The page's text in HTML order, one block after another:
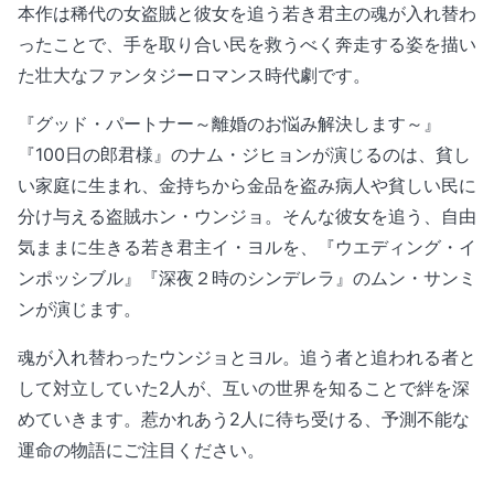
本作は稀代の女盗賊と彼女を追う若き君主の魂が入れ替わ
ったことで、手を取り合い民を救うべく奔走する姿を描い
た壮大なファンタジーロマンス時代劇です。
『グッド・パートナー～離婚のお悩み解決します～』
『100日の郎君様』のナム・ジヒョンが演じるのは、貧し
い家庭に生まれ、金持ちから金品を盗み病人や貧しい民に
分け与える盗賊ホン・ウンジョ。そんな彼女を追う、自由
気ままに生きる若き君主イ・ヨルを、『ウエディング・イ
ンポッシブル』『深夜２時のシンデレラ』のムン・サンミ
ンが演じます。
魂が入れ替わったウンジョとヨル。追う者と追われる者と
して対立していた2人が、互いの世界を知ることで絆を深
めていきます。惹かれあう2人に待ち受ける、予測不能な
運命の物語にご注目ください。